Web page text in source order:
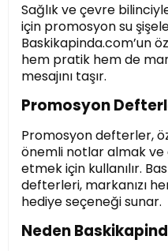
Sağlık ve çevre
için promosyon su
Baskikapinda.com’un
hem pratik hem de
mesajını taşır.
Promosyon
Promosyon defterler,
önemli notlar almak ve
etmek için kullanılır.
defterleri, markanızı
hediye seçeneği sunar.
Neden